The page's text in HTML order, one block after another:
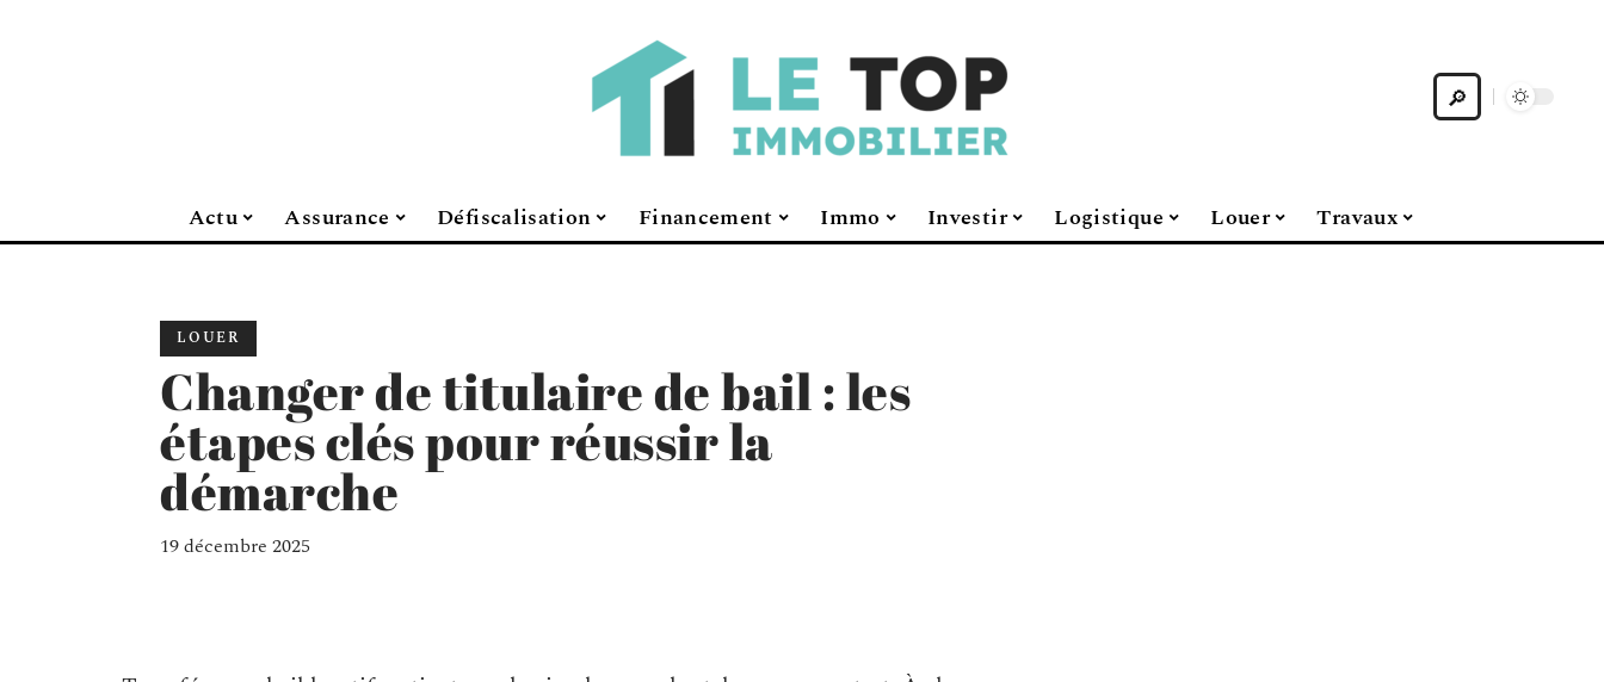
Actu Assurance Défiscalisation Financement Immo Investir Logistique Louer Travaux
LOUER
Changer de titulaire de bail : les
étapes clés pour réussir la
démarche
19 décembre 2025